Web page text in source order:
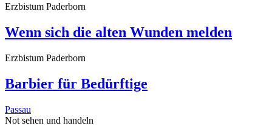
Erzbistum Paderborn
Wenn sich die alten Wunden melden
Erzbistum Paderborn
Barbier für Bedürftige
Passau
Not sehen und handeln